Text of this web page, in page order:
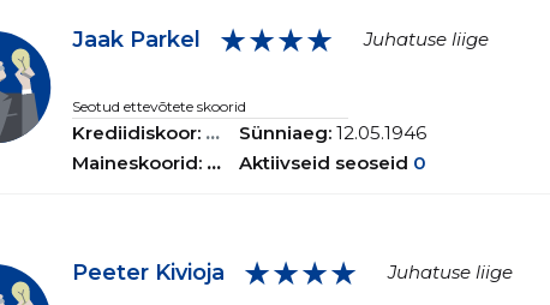
Jaak Parkel ★★★★ Juhatuse liige
Seotud ettevõtete skoorid
Krediidiskoor: ...
Maineskoorid: ...
Sünniaeg: 12.05.1946
Aktiivseid seoseid 0
Peeter Kivioja ★★★★ Juhatuse liige